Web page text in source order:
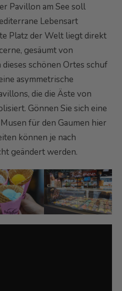
Pavillon am See soll
Lebensart
Platz der Welt liegt direkt
gesäumt von
dieses schönen Ortes schuf
asymmetrische
die die Äste von
Gönnen Sie sich eine
für den Gaumen hier
können je nach
geändert werden.